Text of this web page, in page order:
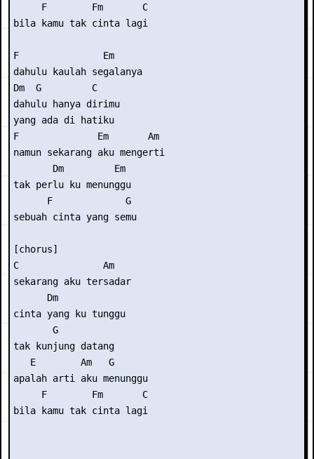
     F        Fm       C
bila kamu tak cinta lagi
F               Em
dahulu kaulah segalanya
Dm  G         C
dahulu hanya dirimu
yang ada di hatiku
F              Em       Am
namun sekarang aku mengerti
       Dm         Em
tak perlu ku menunggu
      F             G
sebuah cinta yang semu
[chorus]
C               Am
sekarang aku tersadar
      Dm
cinta yang ku tunggu
       G
tak kunjung datang
   E        Am   G
apalah arti aku menunggu
     F        Fm       C